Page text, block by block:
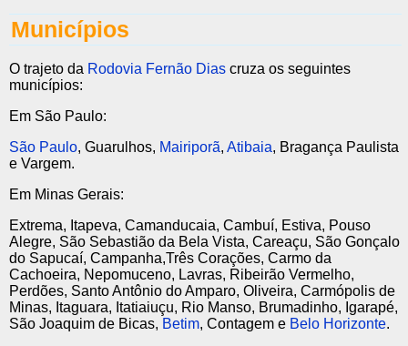
Municípios
O trajeto da Rodovia Fernão Dias cruza os seguintes
municípios:
Em São Paulo:
São Paulo, Guarulhos, Mairiporã, Atibaia, Bragança Paulista
e Vargem.
Em Minas Gerais:
Extrema, Itapeva, Camanducaia, Cambuí, Estiva, Pouso
Alegre, São Sebastião da Bela Vista, Careaçu, São Gonçalo
do Sapucaí, Campanha,Três Corações, Carmo da
Cachoeira, Nepomuceno, Lavras, Ribeirão Vermelho,
Perdões, Santo Antônio do Amparo, Oliveira, Carmópolis de
Minas, Itaguara, Itatiaiuçu, Rio Manso, Brumadinho, Igarapé,
São Joaquim de Bicas, Betim, Contagem e Belo Horizonte.